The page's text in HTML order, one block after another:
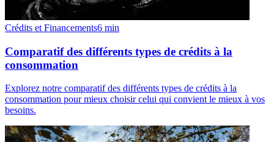
Crédits et Financements6 min
Comparatif des différents types de crédits à la
consommation
Explorez notre comparatif des différents types de crédits à la
consommation pour mieux choisir celui qui convient le mieux à vos
besoins.